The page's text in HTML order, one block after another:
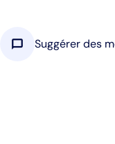
chat_bubble Suggérer des